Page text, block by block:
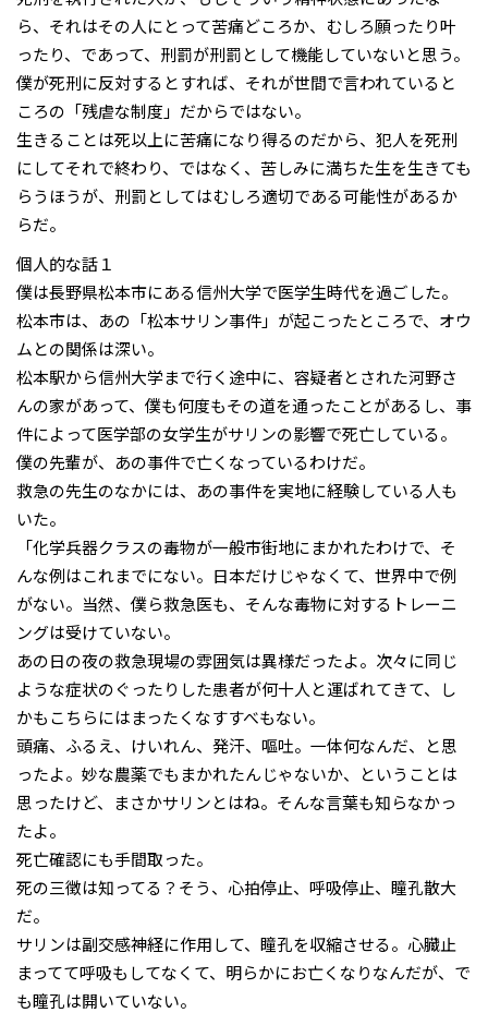
ら、それはその人にとって苦痛どころか、むしろ願ったり叶
ったり、であって、刑罰が刑罰として機能していないと思う。
僕が死刑に反対するとすれば、それが世間で言われていると
ころの「残虐な制度」だからではない。
生きることは死以上に苦痛になり得るのだから、犯人を死刑
にしてそれで終わり、ではなく、苦しみに満ちた生を生きても
らうほうが、刑罰としてはむしろ適切である可能性があるか
らだ。
個人的な話１
僕は長野県松本市にある信州大学で医学生時代を過ごした。
松本市は、あの「松本サリン事件」が起こったところで、オウ
ムとの関係は深い。
松本駅から信州大学まで行く途中に、容疑者とされた河野さ
んの家があって、僕も何度もその道を通ったことがあるし、事
件によって医学部の女学生がサリンの影響で死亡している。
僕の先輩が、あの事件で亡くなっているわけだ。
救急の先生のなかには、あの事件を実地に経験している人も
いた。
「化学兵器クラスの毒物が一般市街地にまかれたわけで、そ
んな例はこれまでにない。日本だけじゃなくて、世界中で例
がない。当然、僕ら救急医も、そんな毒物に対するトレーニ
ングは受けていない。
あの日の夜の救急現場の雰囲気は異様だったよ。次々に同じ
ような症状のぐったりした患者が何十人と運ばれてきて、し
かもこちらにはまったくなすすべもない。
頭痛、ふるえ、けいれん、発汗、嘔吐。一体何なんだ、と思
ったよ。妙な農薬でもまかれたんじゃないか、ということは
思ったけど、まさかサリンとはね。そんな言葉も知らなかっ
たよ。
死亡確認にも手間取った。
死の三徴は知ってる？そう、心拍停止、呼吸停止、瞳孔散大
だ。
サリンは副交感神経に作用して、瞳孔を収縮させる。心臓止
まってて呼吸もしてなくて、明らかにお亡くなりなんだが、で
も瞳孔は開いていない。